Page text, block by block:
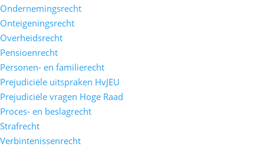
Ondernemingsrecht
Onteigeningsrecht
Overheidsrecht
Pensioenrecht
Personen- en familierecht
Prejudiciële uitspraken HvJEU
Prejudiciële vragen Hoge Raad
Proces- en beslagrecht
Strafrecht
Verbintenissenrecht